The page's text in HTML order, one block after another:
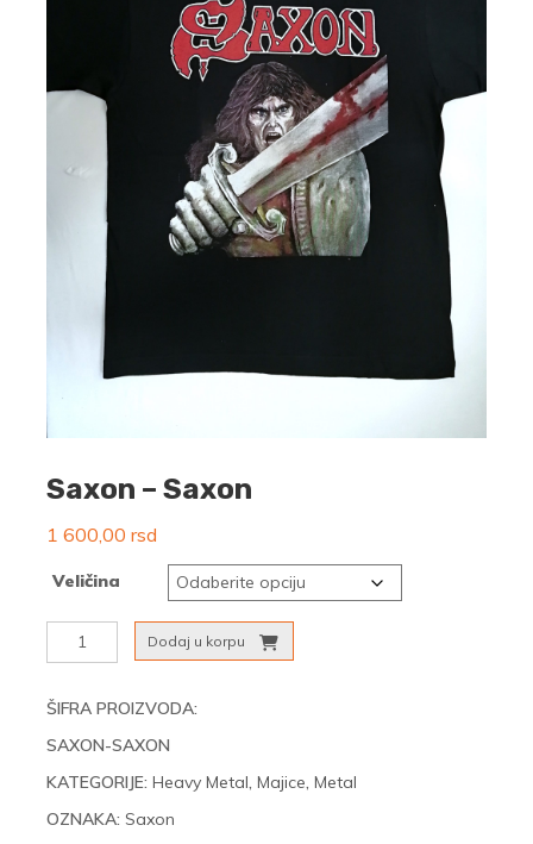
Saxon – Saxon
1 600,00 rsd
Veličina
Saxon
-
količina
Dodaj u korpu
ŠIFRA PROIZVODA:
SAXON-SAXON
KATEGORIJE: Heavy Metal, Majice, Metal
OZNAKA: Saxon